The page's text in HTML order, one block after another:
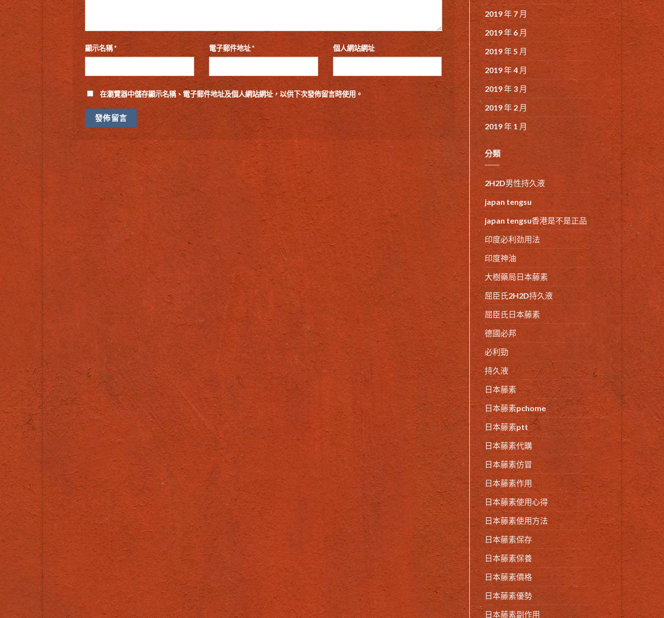
顯示名稱* 電子郵件地址* 個人網站網址
在瀏覽器中儲存顯示名稱、電子郵件地址及個人網站網址，以供下次發佈留言時使用。
2019 年 7 月
2019 年 6 月
2019 年 5 月
2019 年 4 月
2019 年 3 月
2019 年 2 月
2019 年 1 月
分類
2H2D男性持久液
japan tengsu
japan tengsu香港是不是正品
印度必利劲用法
印度神油
大樹藥局日本藤素
屈臣氏2H2D持久液
屈臣氏日本藤素
德國必邦
必利勁
持久液
日本藤素
日本藤素pchome
日本藤素ptt
日本藤素代購
日本藤素仿冒
日本藤素作用
日本藤素使用心得
日本藤素使用方法
日本藤素保存
日本藤素保養
日本藤素價格
日本藤素優勢
日本藤素副作用